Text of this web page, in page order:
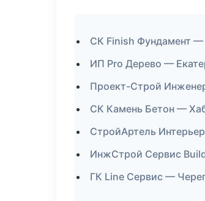
СК Finish Фундамент
ИП Pro Дерево —
Проект-Строй
СК Камень Бетон —
СтройАртель
ИнжСтрой Сервис
ГК Line Сервис —